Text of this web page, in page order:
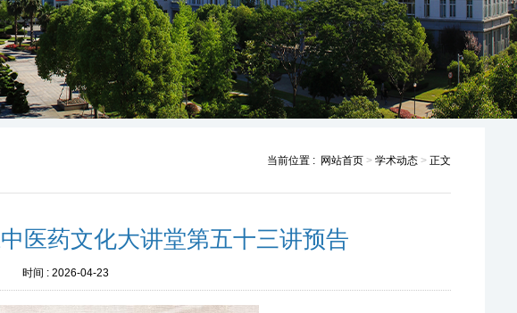
当前位置 : 网站首页> 学术动态> 正文
医药文化大讲堂第五十三讲预告
时间 : 2026-04-23